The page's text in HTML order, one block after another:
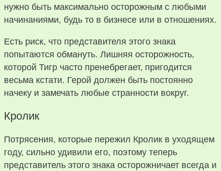
нужно быть максимально осторожным с любыми
начинаниями, будь то в бизнесе или в отношениях.
Есть риск, что представителя этого знака
попытаются обмануть. Лишняя осторожность,
которой Тигр часто пренебрегает, пригодится
весьма кстати. Герой должен быть постоянно
начеку и замечать любые странности вокруг.
Кролик
Потрясения, которые пережил Кролик в уходящем
году, сильно удивили его, поэтому теперь
представитель этого знака осторожничает всегда и